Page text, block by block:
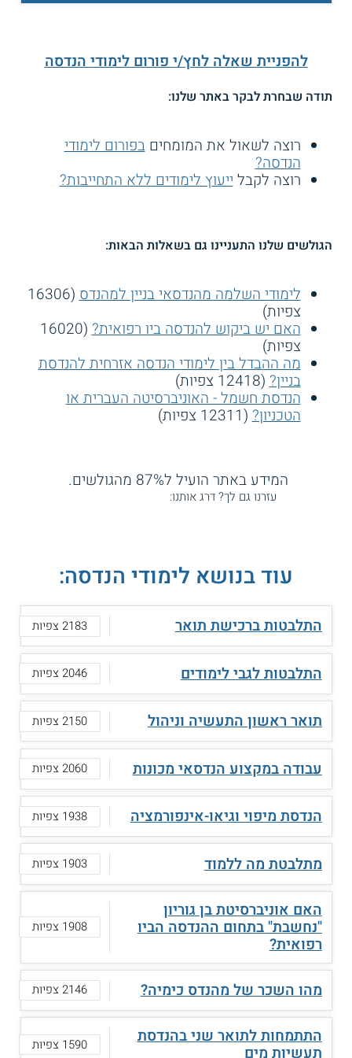
להפניית שאלה לחץ/י פורום לימודי הנדסה
תודה שבחרת לבקר באתר שלנו:
רוצה לשאול את המומחיםבפורום לימודי
הנדסה?
רוצה לקבלייעוץ לימודים ללא התחייבות?
הגולשים שלנו התעניינו גם בשאלות הבאות:
לימודי השלמה מהנדסאי בניין למהנדס (16306
צפיות)
האם יש ביקוש להנדסה ביו רפואית? (16020
צפיות)
מה ההבדל בין לימודי הנדסה אזרחית להנדסת
בניין?(12418 צפיות)
הנדסת חשמל - האוניברסיטה העברית או
הטכניון?(12311 צפיות)
המידע באתר הועיל ל87% מהגולשים.
עזרנו גם לך? דרג אותנו:
עוד בנושא לימודי הנדסה:
התלבטות ברכישת תואר 2183 צפיות
התלבטות לגבי לימודים 2046 צפיות
תואר ראשון התעשיה וניהול 2150 צפיות
עבודה במקצוע הנדסאי מכונות 2060 צפיות
הנדסת מיפוי וגיאו-אינפורמציה 1938 צפיות
מתלבטת מה ללמוד 1903 צפיות
האם אוניברסיטת בן גוריון
"נחשבת" בתחום ההנדסה הביו
רפואית?
1908 צפיות
מהו השכר של מהנדס כימיה? 2146 צפיות
התתמחות לתואר שני בהנדסת
תעשיות מים 1590 צפיות